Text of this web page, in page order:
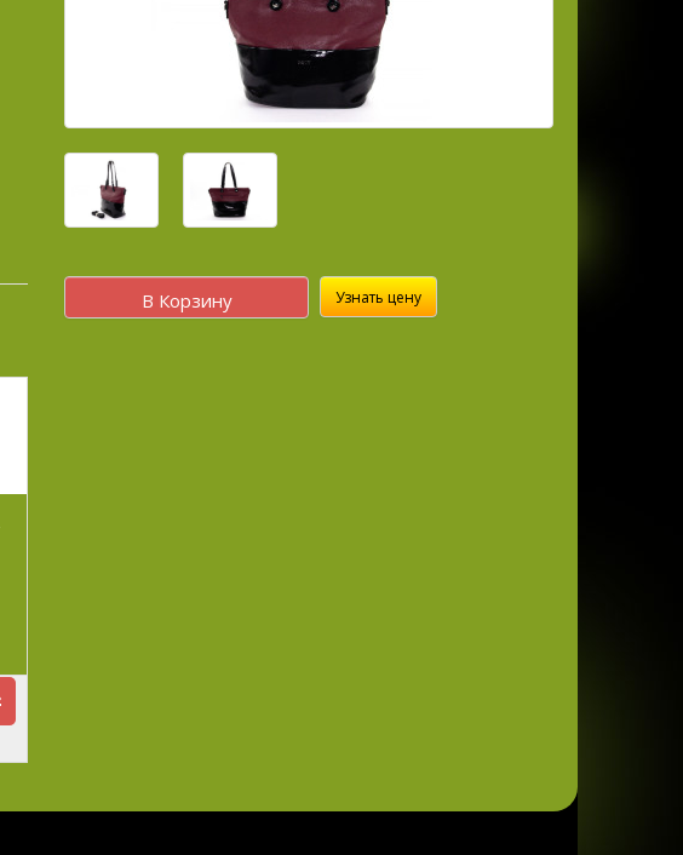
В Корзину Узнать цену